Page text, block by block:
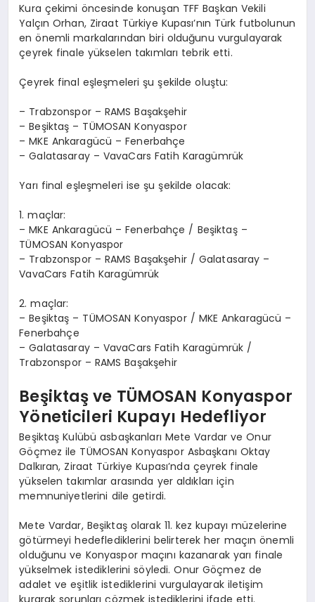
Kura çekimi öncesinde konuşan TFF Başkan Vekili
Yalçın Orhan, Ziraat Türkiye Kupası’nın Türk futbolunun
en önemli markalarından biri olduğunu vurgulayarak
çeyrek finale yükselen takımları tebrik etti.
Çeyrek final eşleşmeleri şu şekilde oluştu:
– Trabzonspor – RAMS Başakşehir
– Beşiktaş – TÜMOSAN Konyaspor
– MKE Ankaragücü – Fenerbahçe
– Galatasaray – VavaCars Fatih Karagümrük
Yarı final eşleşmeleri ise şu şekilde olacak:
1. maçlar:
– MKE Ankaragücü – Fenerbahçe / Beşiktaş –
TÜMOSAN Konyaspor
– Trabzonspor – RAMS Başakşehir / Galatasaray –
VavaCars Fatih Karagümrük
2. maçlar:
– Beşiktaş – TÜMOSAN Konyaspor / MKE Ankaragücü –
Fenerbahçe
– Galatasaray – VavaCars Fatih Karagümrük /
Trabzonspor – RAMS Başakşehir
Beşiktaş ve TÜMOSAN Konyaspor
Yöneticileri Kupayı Hedefliyor
Beşiktaş Kulübü asbaşkanları Mete Vardar ve Onur
Göçmez ile TÜMOSAN Konyaspor Asbaşkanı Oktay
Dalkıran, Ziraat Türkiye Kupası’nda çeyrek finale
yükselen takımlar arasında yer aldıkları için
memnuniyetlerini dile getirdi.
Mete Vardar, Beşiktaş olarak 11. kez kupayı müzelerine
götürmeyi hedeflediklerini belirterek her maçın önemli
olduğunu ve Konyaspor maçını kazanarak yarı finale
yükselmek istediklerini söyledi. Onur Göçmez de
adalet ve eşitlik istediklerini vurgulayarak iletişim